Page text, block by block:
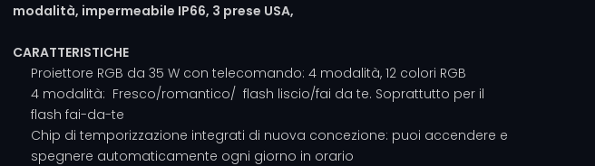
modalità, impermeabile IP66, 3 prese USA,
CARATTERISTICHE
Proiettore RGB da 35 W con telecomando: 4 modalità, 12 colori RGB
4 modalità: Fresco/romantico/ flash liscio/fai da te. Soprattutto per il
flash fai-da-te
Chip di temporizzazione integrati di nuova concezione: puoi accendere e
spegnere automaticamente ogni giorno in orario